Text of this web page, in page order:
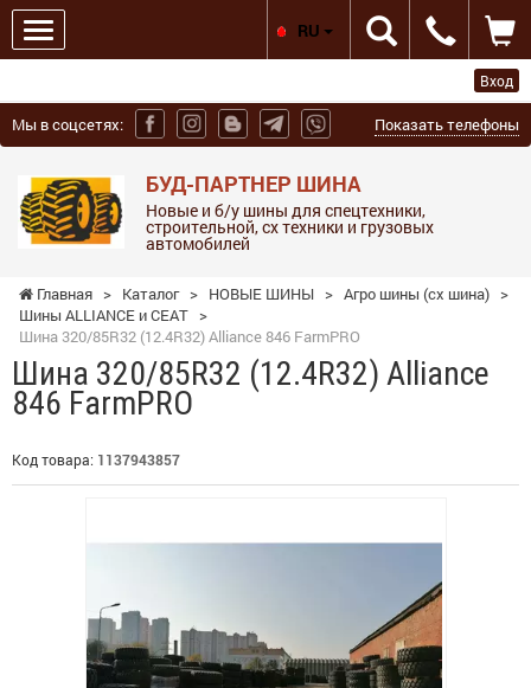
Вход
Мы в соцсетях: Показать телефоны
БУД-ПАРТНЕР ШИНА
Новые и б/у шины для спецтехники,
строительной, сх техники и грузовых
автомобилей
RU
Главная > Каталог > НОВЫЕ ШИНЫ > Агро шины (сх шина) >
Шины ALLIANCE и СЕАТ >
Шина 320/85R32 (12.4R32) Alliance 846 FarmPRO
Шина 320/85R32 (12.4R32) Alliance
846 FarmPRO
Код товара: 1137943857